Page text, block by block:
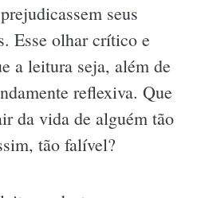
seus
Esse olhar crítico e
a leitura seja, além de
reflexiva. Que
da vida de alguém tão
tão falível?